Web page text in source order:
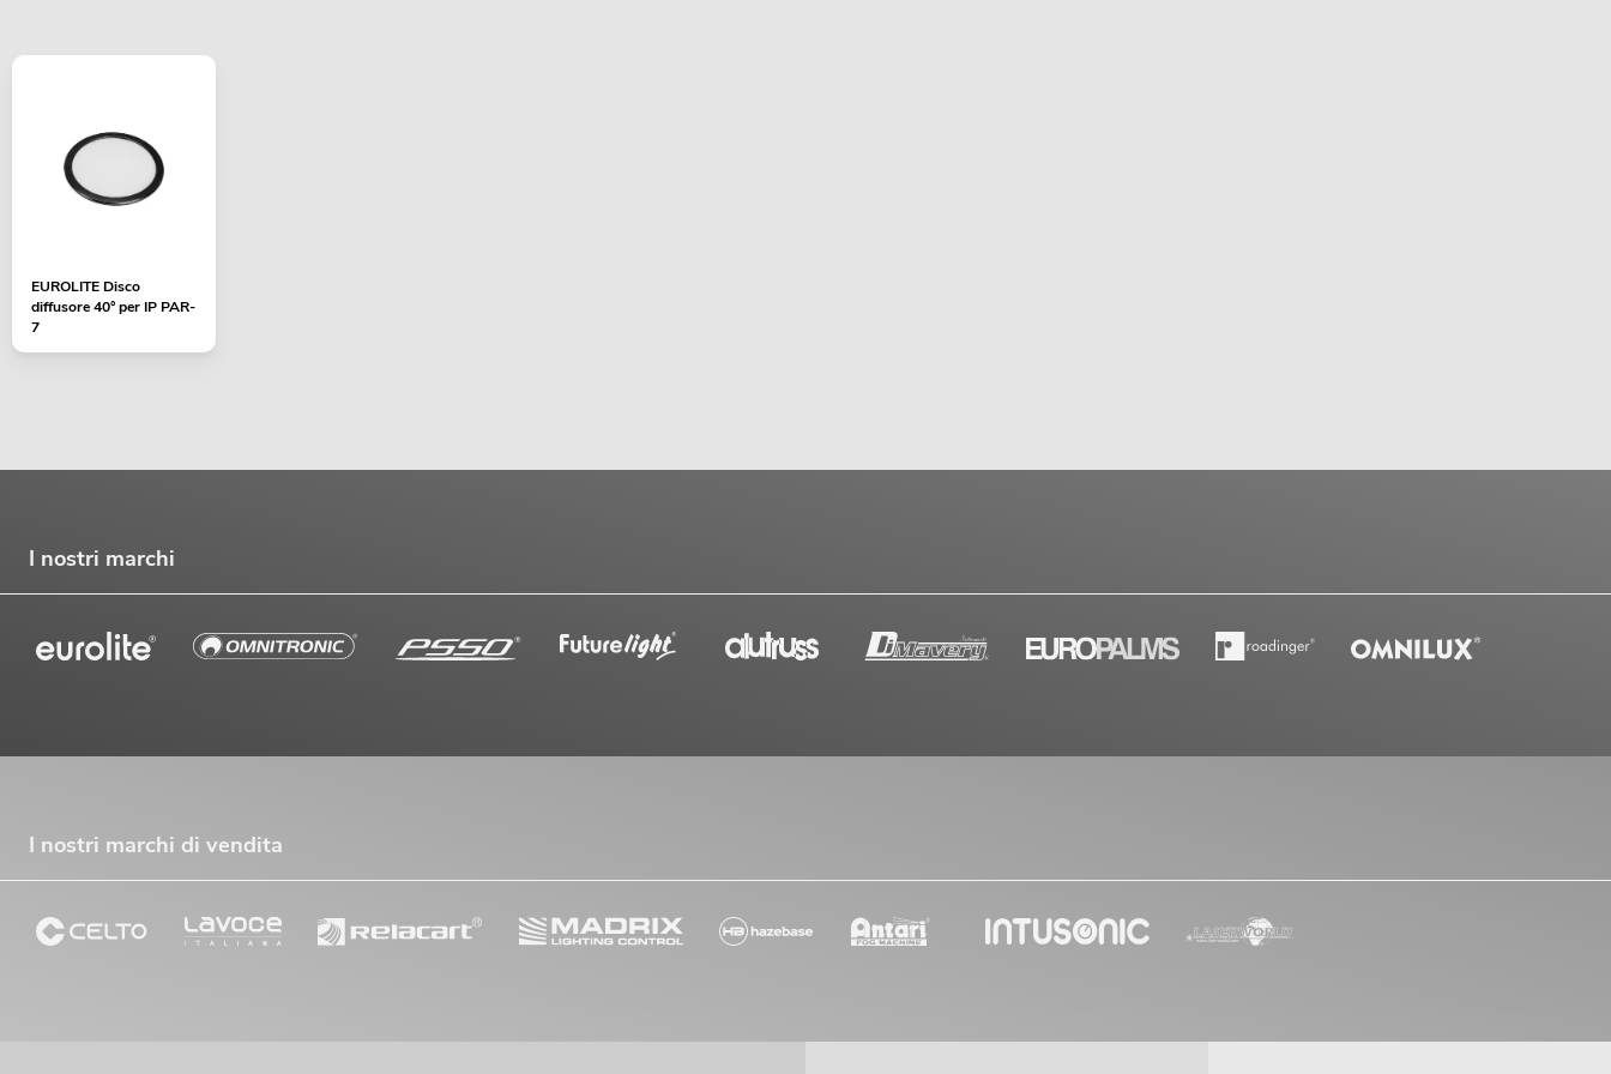
EUROLITE Disco
diffusore 40° per IP PAR-
7
I nostri marchi
I nostri marchi di vendita